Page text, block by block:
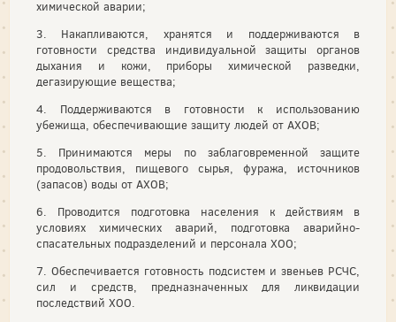
химической аварии;
3. Накапливаются, хранятся и поддерживаются в
готовности средства индивидуальной защиты органов
дыхания и кожи, приборы химической разведки,
дегазирующие вещества;
4. Поддерживаются в готовности к использованию
убежища, обеспечивающие защиту людей от АХОВ;
5. Принимаются меры по заблаговременной защите
продовольствия, пищевого сырья, фуража, источников
(запасов) воды от АХОВ;
6. Проводится подготовка населения к действиям в
условиях химических аварий, подготовка аварийно-
спасательных подразделений и персонала ХОО;
7. Обеспечивается готовность подсистем и звеньев РСЧС,
сил и средств, предназначенных для ликвидации
последствий ХОО.